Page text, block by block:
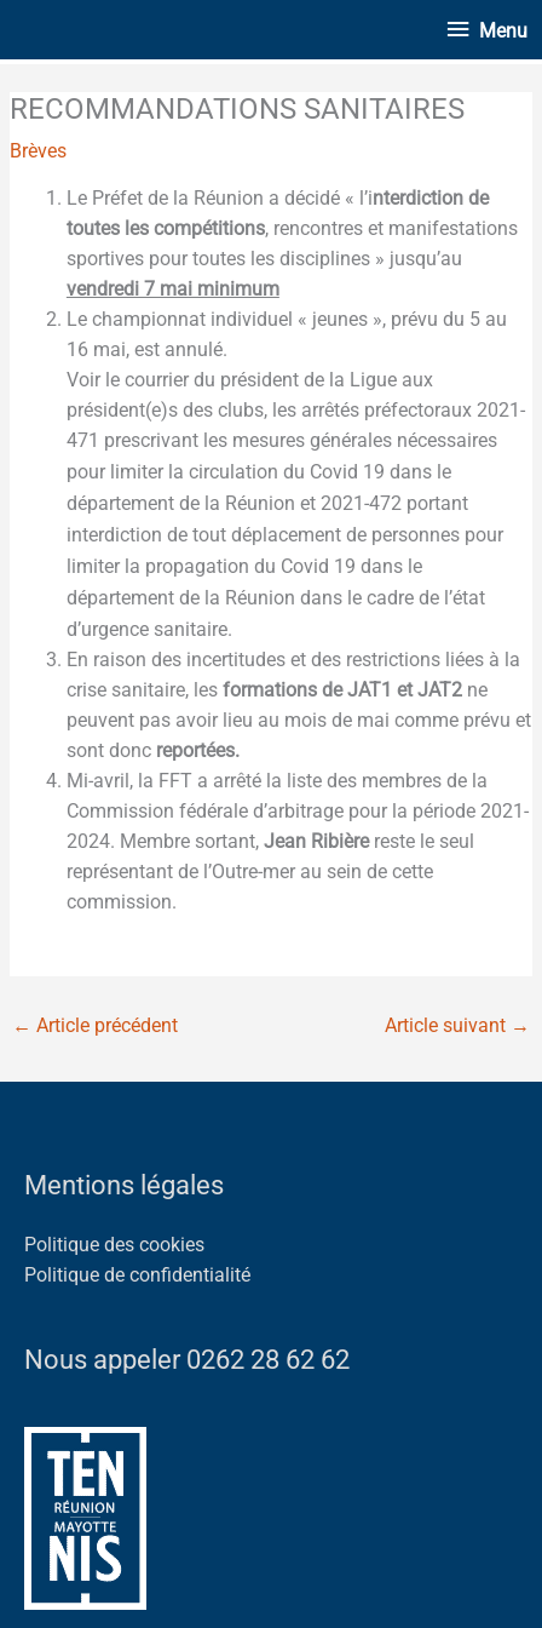
Menu
Menu
RECOMMANDATIONS SANITAIRES
Brèves
Le Préfet de la Réunion a décidé « l’interdiction de
toutes les compétitions, rencontres et manifestations
sportives pour toutes les disciplines » jusqu’au
vendredi 7 mai minimum
Le championnat individuel « jeunes », prévu du 5 au
16 mai, est annulé.
Voir le courrier du président de la Ligue aux
président(e)s des clubs, les arrêtés préfectoraux 2021-
471 prescrivant les mesures générales nécessaires
pour limiter la circulation du Covid 19 dans le
département de la Réunion et 2021-472 portant
interdiction de tout déplacement de personnes pour
limiter la propagation du Covid 19 dans le
département de la Réunion dans le cadre de l’état
d’urgence sanitaire.
En raison des incertitudes et des restrictions liées à la
crise sanitaire, les formations de JAT1 et JAT2 ne
peuvent pas avoir lieu au mois de mai comme prévu et
sont doncreportées.
Mi-avril, la FFT a arrêté la liste des membres de la
Commission fédérale d’arbitrage pour la période 2021-
2024. Membre sortant, Jean Ribièrereste le seul
représentant de l’Outre-mer au sein de cette
commission.
← Article précédent Article suivant →
Mentions légales
Politique des cookies
Politique de confidentialité
Nous appeler 0262 28 62 62